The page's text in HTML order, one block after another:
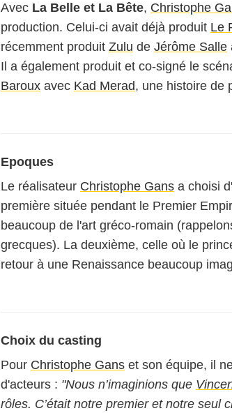
Avec La Belle et La Bête, Christophe
production. Celui-ci avait déjà produit Le
récemment produit Zulu de Jérôme Salle
Il a également produit et co-signé le
Baroux avec Kad Merad, une histoire de
Epoques
Le réalisateur Christophe Gans a choisi
première située pendant le Premier
beaucoup de l'art gréco-romain
grecques). La deuxième, celle où le
retour à une Renaissance beaucoup
Choix du casting
Pour Christophe Gans et son équipe, il
d'acteurs : "Nous n’imaginions que
rôles. C’était notre premier et notre seul